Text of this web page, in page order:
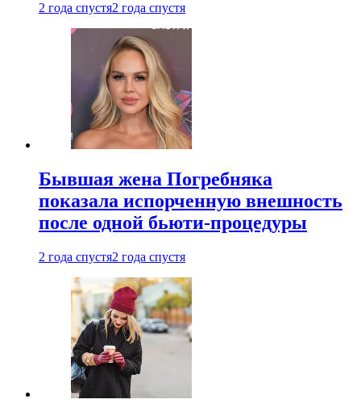
2 года спустя2 года спустя
Бывшая жена Погребняка
показала испорченную внешность
после одной бьюти-процедуры
2 года спустя2 года спустя